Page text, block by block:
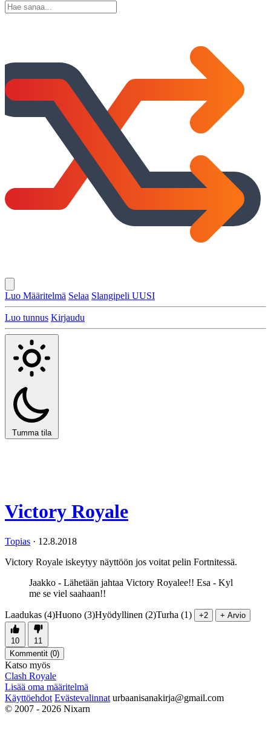
Luo Määritelmä Selaa Slangipeli UUSI
Luo tunnus Kirjaudu
Tumma tila
Victory Royale
Topias · 12.8.2018
Victory Royale iskeytyy näyttöön jos voitat pelin Fortnitessä.
Jaakko - Lähetään jahtaa Victory Royalee!! Esa - Kyl
me se viel saahaan!!
Laadukas (4)Huono (3)Hyödyllinen (2)Turha (1) +2 + Arvio
10
11
Kommentit (0)
Katso myös
Clash Royale
Lisää oma määritelmä
Käyttöehdot Evästevalinnat urbaanisanakirja@gmail.com
© 2007 - 2026 Nixarn